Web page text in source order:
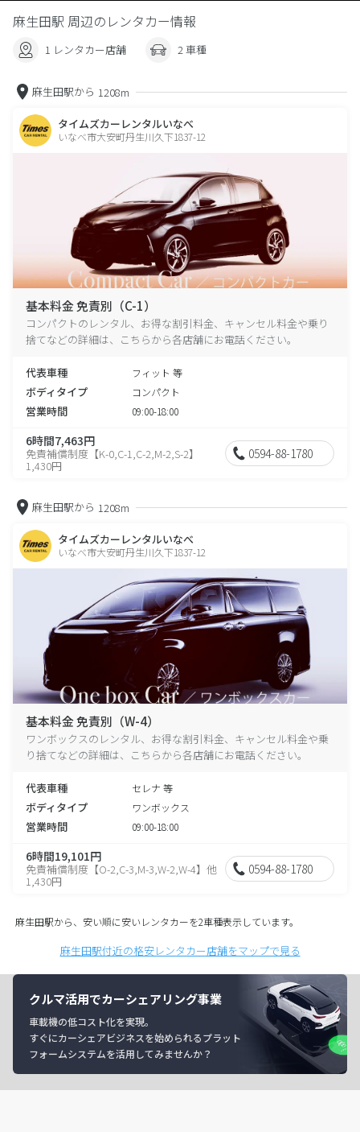
麻生田駅 周辺のレンタカー情報
1 レンタカー店舗 2 車種
麻生田駅から 1208m
タイムズカーレンタルいなべ
いなべ市大安町丹生川久下1837-12
基本料金 免責別（C-1）
コンパクトのレンタル、お得な割引料金、キャンセル料金や乗り
捨てなどの詳細は、こちらから各店舗にお電話ください。
代表車種 フィット 等
ボディタイプ コンパクト
営業時間 09:00-18:00
6時間7,463円
免責補償制度【K-0,C-1,C-2,M-2,S-2】
1,430円
0594-88-1780
麻生田駅から 1208m
タイムズカーレンタルいなべ
いなべ市大安町丹生川久下1837-12
基本料金 免責別（W-4）
ワンボックスのレンタル、お得な割引料金、キャンセル料金や乗
り捨てなどの詳細は、こちらから各店舗にお電話ください。
代表車種 セレナ 等
ボディタイプ ワンボックス
営業時間 09:00-18:00
6時間19,101円
免責補償制度【O-2,C-3,M-3,W-2,W-4】他
1,430円
0594-88-1780
麻生田駅から、安い順に安いレンタカーを2車種表示しています。
麻生田駅付近の格安レンタカー店舗をマップで見る
クルマ活用でカーシェアリング事業
車載機の低コスト化を実現。
すぐにカーシェアビジネスを始められるプラット
フォームシステムを活用してみませんか？